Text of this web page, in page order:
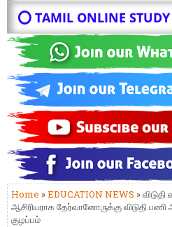
⭕ TAMIL ONLINE
Home »EDUCATION NEWS »
ஆசிரியராக தேர்வானோருக்கு விடுதி பணி
குழப்பம்